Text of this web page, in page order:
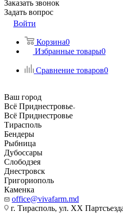
Заказать звонок
Задать вопрос
Войти
Корзина0
Избранные товары0
Сравнение товаров0
Ваш город
Всё Приднестровье
Всё Приднестровье
Тирасполь
Бендеры
Рыбница
Дубоссары
Слободзея
Днестровск
Григориополь
Каменка
office@vivafarm.md
г. Тирасполь, ул. ХХ